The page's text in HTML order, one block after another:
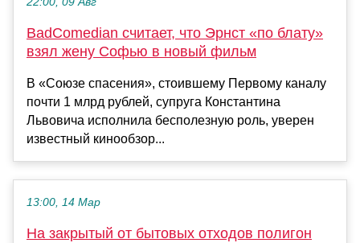
BadComedian считает, что Эрнст «по блату»
взял жену Софью в новый фильм
В «Союзе спасения», стоившему Первому каналу
почти 1 млрд рублей, супруга Константина
Львовича исполнила бесполезную роль, уверен
известный кинообзор...
13:00, 14 Мар
На закрытый от бытовых отходов полигон